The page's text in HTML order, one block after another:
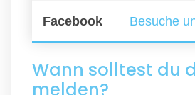
Facebook Besuche
Wann solltest du
melden?